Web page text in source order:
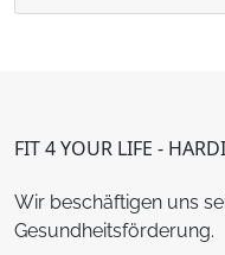
FIT 4 YOUR LIFE -
Wir beschäftigen uns
Gesundheitsförderung.